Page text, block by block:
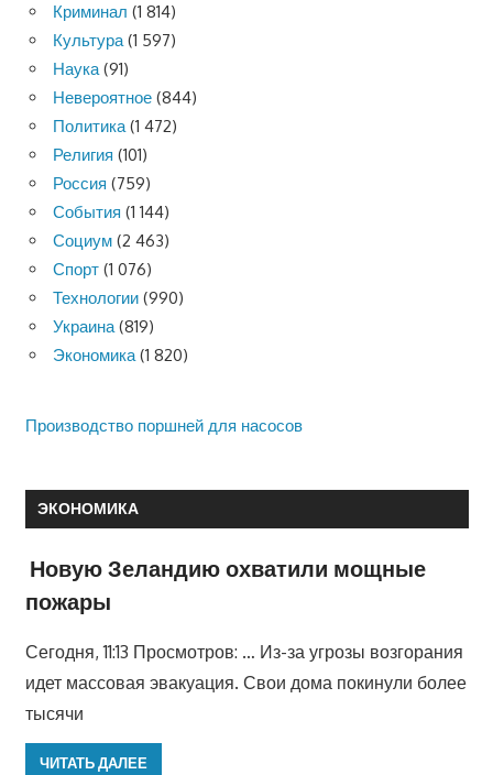
Криминал (1 814)
Культура(1 597)
Наука(91)
Невероятное (844)
Политика(1 472)
Религия (101)
Россия (759)
События (1 144)
Социум (2 463)
Спорт (1 076)
Технологии (990)
Украина(819)
Экономика(1 820)
Производство поршней для насосов
ЭКОНОМИКА
Новую Зеландию охватили мощные
пожары
Сегодня, 11:13 Просмотров: … Из-за угрозы возгорания
идет массовая эвакуация. Свои дома покинули более
тысячи
ЧИТАТЬ ДАЛЕЕ